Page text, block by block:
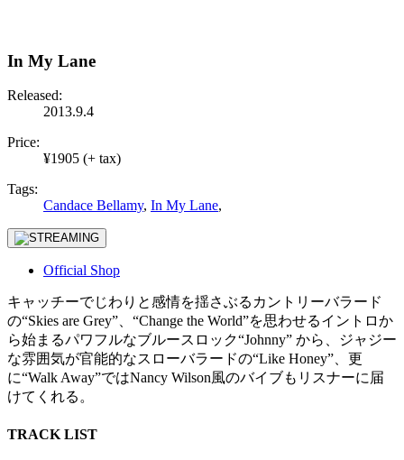
In My Lane
Released:
2013.9.4
Price:
¥1905 (+ tax)
Tags:
Candace Bellamy, In My Lane,
Official Shop
キャッチーでじわりと感情を揺さぶるカントリーバラード
の“Skies are Grey”、“Change the World”を思わせるイントロか
ら始まるパワフルなブルースロック“Johnny” から、ジャジー
な雰囲気が官能的なスローバラードの“Like Honey”、更
に“Walk Away”ではNancy Wilson風のバイブもリスナーに届
けてくれる。
TRACK LIST